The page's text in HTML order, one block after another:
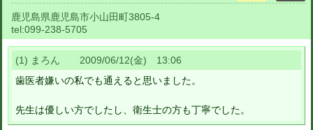
鹿児島県鹿児島市小山田町3805-4
tel:099-238-5705
(1) まろん 2009/06/12(金) 13:06
歯医者嫌いの私でも通えると思いました。
先生は優しい方でしたし、衛生士の方も丁寧でした。